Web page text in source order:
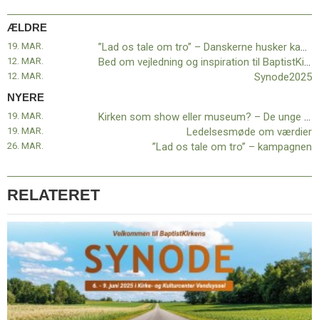
indlæg:
Kirken
som
show
eller
De
unge
gider
af
delene! Forrige
”Lad
tale
om
tro”
Danskerne
ÆLDRE
19. MAR. ”Lad os tale om tro” – Danskerne husker kampagnen
12. MAR. Bed om vejledning og inspiration til BaptistKirkens ledelse
12. MAR. Synode2025
NYERE
Kirken som show eller museum? – De unge gider ingen af delene!
19. MAR.
Ledelsesmøde om værdier
19. MAR.
”Lad os tale om tro” – kampagnen
26. MAR.
RELATERET